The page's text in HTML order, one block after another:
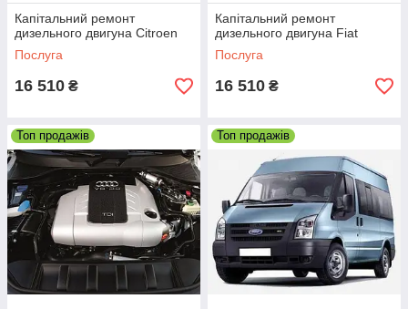
Для постійних клієнтів у нас діє гнучкий
система знижок
Пропонуємо тільки сертифіковані
На більшість товарів та на всі послуги
розповсюджується довгострокова гарантія
Залишити запит
Капітальний ремонт
дизельного двигуна Citroen
Послуга
16 510 ₴
Капітальний ремонт
дизельного двигуна Fiat
Послуга
16 510 ₴
Топ продажів Топ продажів